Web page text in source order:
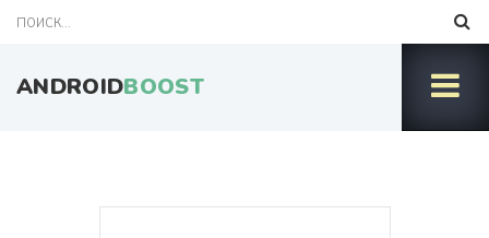
ANDROIDBOOST